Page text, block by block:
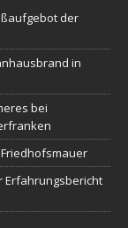
der
in
bei
Erfahrungsbericht